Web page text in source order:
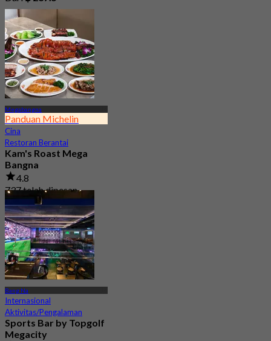
Megabangna
Panduan Michelin
Cina
Restoran Berantai
Kam's Roast Mega
Bangna
4.8
737 telah dipesan
Dari฿ 425
Bang Na
Internasional
Aktivitas/Pengalaman
Sports Bar by Topgolf
Megacity